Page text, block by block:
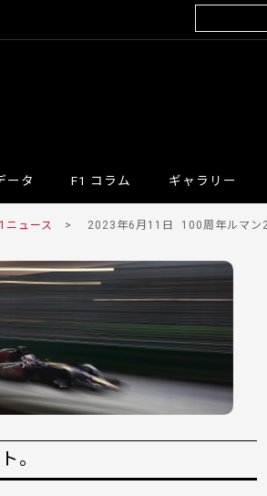
ータ F1 コラム ギャラリー
ニュース > 2023年6月11日 100周年ルマン
。